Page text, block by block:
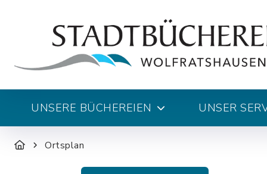
UNSERE BÜCHEREIEN UNSER
Ortsplan